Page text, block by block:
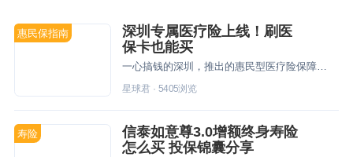
惠民保指南
深圳专属医疗险上线！刷医
保卡也能买
一心搞钱的深圳，推出的惠民型医疗险保障如何？快点开看看吧~
星球君· 5405浏览
寿险
信泰如意尊3.0增额终身寿险
怎么买 投保锦囊分享